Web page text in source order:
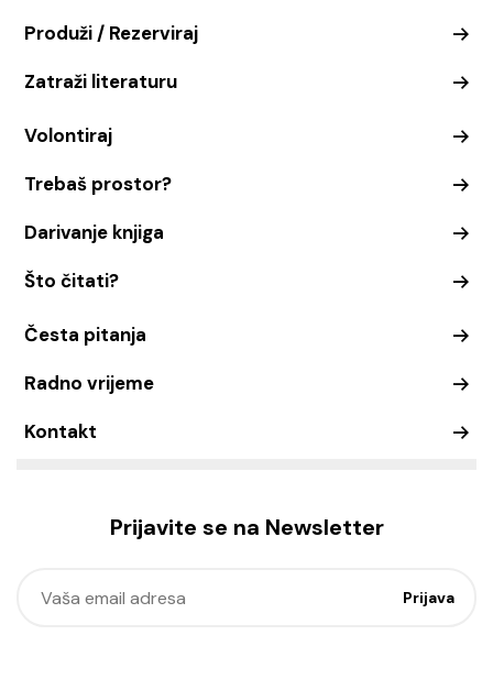
Produži / Rezerviraj
Zatraži literaturu
Volontiraj
Trebaš prostor?
Darivanje knjiga
Što čitati?
Česta pitanja
Radno vrijeme
Kontakt
Prijavite se na Newsletter